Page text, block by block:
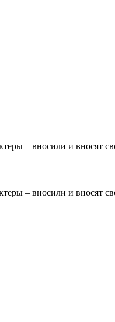
– вносили и вносят
– вносили и вносят